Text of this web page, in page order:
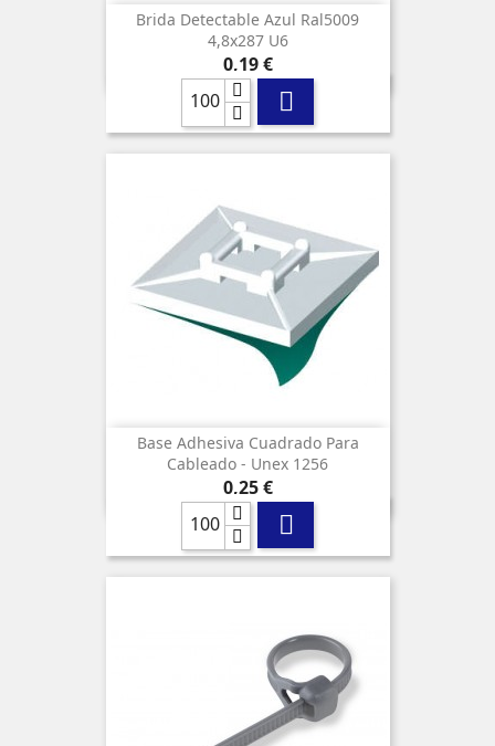
Brida Detectable Azul Ral5009
4,8x287 U6
Precio
0,19 €

Base Adhesiva Cuadrado Para
Cableado - Unex 1256
Precio
0,25 €
